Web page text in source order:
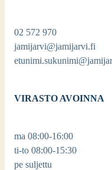
02 572 970
jamijarvi@jamijarvi.fi
VIRASTO AVOINNA
ma 08:00-16:00
ti-to 08:00-15:30
pe suljettu